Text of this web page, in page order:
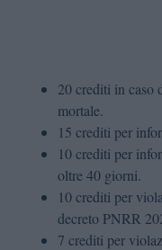
20 crediti in caso
mortale.
15 crediti per
10 crediti per
oltre 40 giorni.
10 crediti per
decreto PNRR
7 crediti per